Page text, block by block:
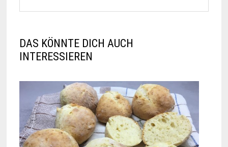
DAS KÖNNTE DICH AUCH
INTERESSIEREN